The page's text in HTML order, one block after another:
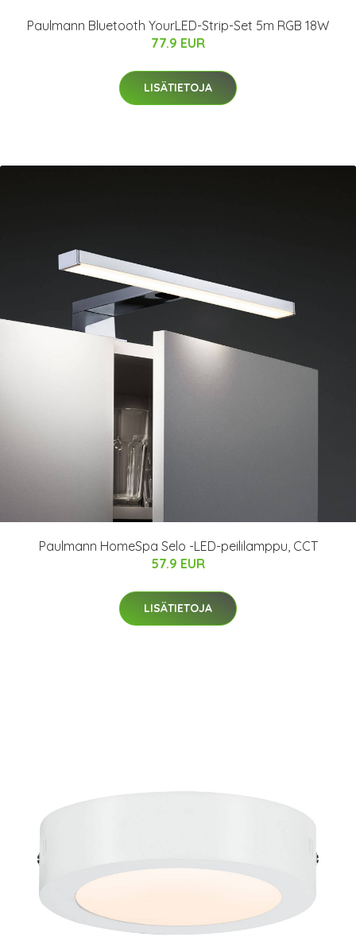
Paulmann Bluetooth YourLED-Strip-Set 5m RGB 18W
77.9 EUR
LISÄTIETOJA
Paulmann HomeSpa Selo -LED-peililamppu, CCT
57.9 EUR
LISÄTIETOJA